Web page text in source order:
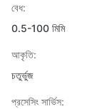
বেধ:
0.5-100 মিমি
আকৃতি:
চতুর্ভুজ
প্রসেসিং সার্ভিস: